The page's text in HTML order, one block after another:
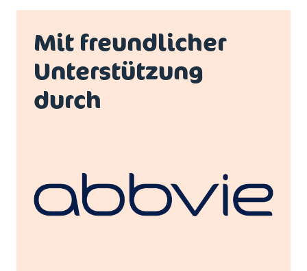
Mit freundlicher
Unterstützung
durch